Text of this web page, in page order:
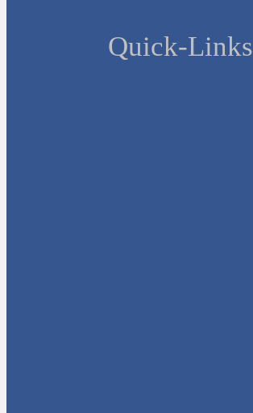
Quick-Links